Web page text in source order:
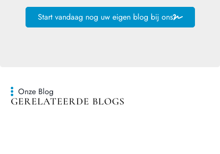
Start vandaag nog uw eigen blog bij ons
Onze Blog
GERELATEERDE BLOGS